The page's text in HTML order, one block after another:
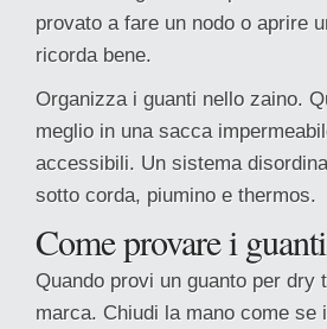
provato a fare un nodo o aprire
ricorda bene.
Organizza i guanti nello zaino.
meglio in una sacca
accessibili. Un sistema
sotto corda, piumino e thermos.
Come provare i
Quando provi un guanto per dry
marca. Chiudi la mano come